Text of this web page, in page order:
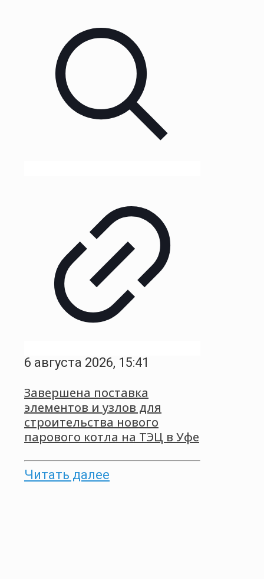
6 августа 2026, 15:41
Завершена поставка
элементов и узлов для
строительства нового
парового котла на ТЭЦ в Уфе
Читать далее